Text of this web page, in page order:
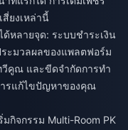
ยงเหล่านี้
หลายจุด: ระบบชำระเงิน
ะมวลผลของแพลตฟอร์ม
วีคูณ และขีดจำกัดการทำ
ารแก้ไขปัญหาของคุณ
กิจกรรม Multi-Room PK